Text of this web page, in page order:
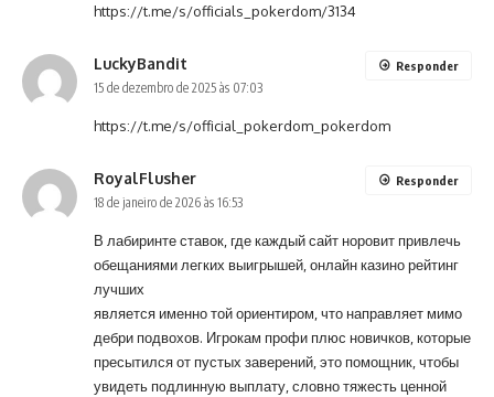
https://t.me/s/officials_pokerdom/3134
LuckyBandit
15 de dezembro de 2025 às 07:03
https://t.me/s/official_pokerdom_pokerdom
Responder
RoyalFlusher
18 de janeiro de 2026 às 16:53
В лабиринте ставок, где каждый сайт норовит привлечь
обещаниями легких выигрышей, онлайн казино рейтинг
лучших
является именно той ориентиром, что направляет мимо
дебри подвохов. Игрокам профи плюс новичков, которые
пресытился от пустых заверений, это помощник, чтобы
увидеть подлинную выплату, словно тяжесть ценной
Responder